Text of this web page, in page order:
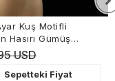
Kuş Motifli
Hasırı Gümüş
USD
Sepetteki Fiyat